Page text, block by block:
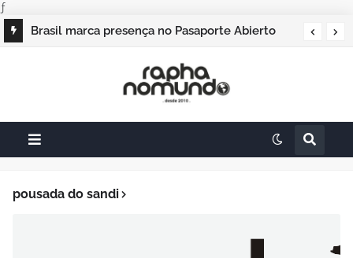
ƒ
Brasil marca presença no Pasaporte Abierto
pousada do sandi